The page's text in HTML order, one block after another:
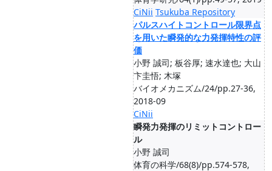
CiNii Tsukuba Repository
パルスハイトコントロール限界点
を用いた瞬発的な力発揮特性の評
価
小野 誠司; 板谷厚; 速水達也; 大山
卞圭悟; 木塚
バイオメカニズム/24/pp.27-36,
2018-09
CiNii
瞬発力発揮のリミットコントロー
ル
小野 誠司
体育の科学/68(8)/pp.574-578,